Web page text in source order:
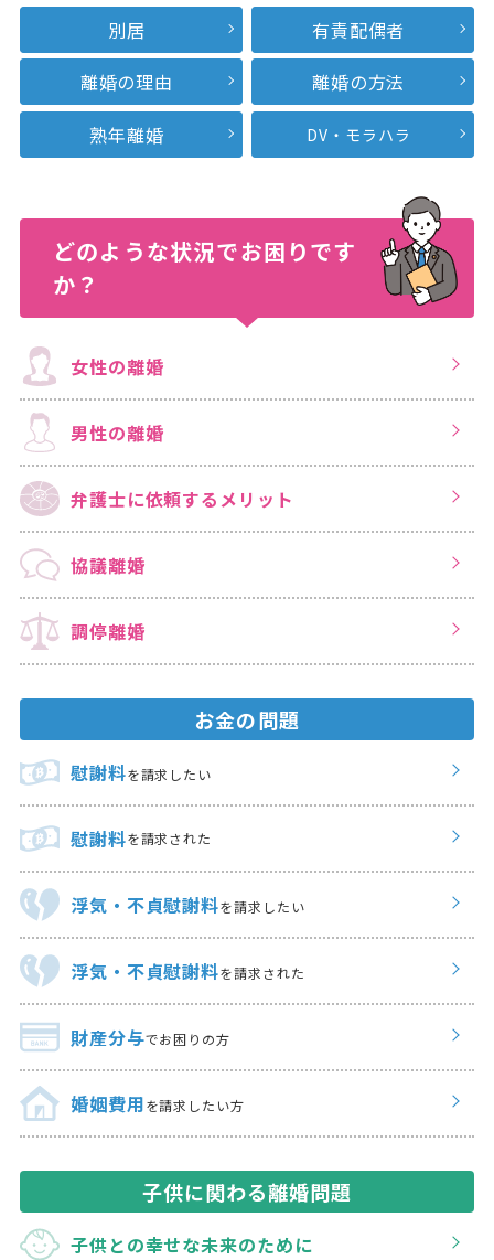
別居
有責配偶者
離婚の理由
離婚の方法
熟年離婚
DV・モラハラ
どのような状況でお困りです
か？
女性の離婚
男性の離婚
弁護士に依頼するメリット
協議離婚
調停離婚
お金の問題
慰謝料を請求したい
慰謝料を請求された
浮気・不貞慰謝料を請求したい
浮気・不貞慰謝料を請求された
財産分与でお困りの方
婚姻費用を請求したい方
子供に関わる離婚問題
子供との幸せな未来のために